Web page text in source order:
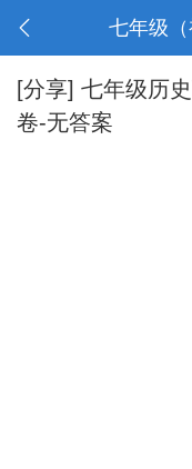
七年级
[分享] 七年级历
卷-无答案